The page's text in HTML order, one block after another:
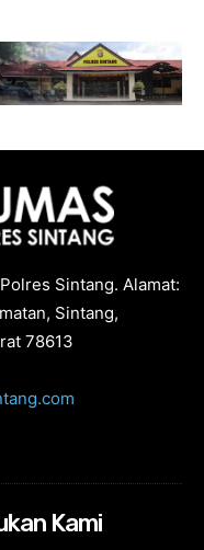
Sintang. Alamat:
Sintang,
78613
Kami